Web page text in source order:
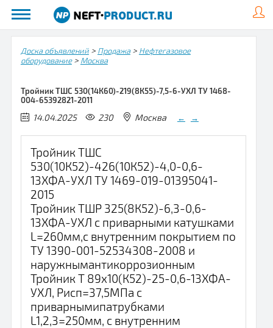
Доска объявлений> Продажа> Нефтегазовое
оборудование> Москва
Тройник ТШС 530(14К60)-219(8К55)-7,5-6-УХЛ ТУ 1468-
004-65392821-2011
14.04.2025 230 Москва ← →
Тройник ТШС
530(10К52)-426(10К52)-4,0-0,6-
13ХФА-УХЛ ТУ 1469-019-01395041-
2015
Тройник ТШР 325(8К52)-6,3-0,6-
13ХФА-УХЛ с приварными катушками
L=260мм,с внутренним покрытием по
ТУ 1390-001-52534308-2008 и
наружнымантикоррозионным
Тройник Т 89х10(К52)-25-0,6-13ХФА-
УХЛ, Pисп=37,5МПа с
приварнымипатрубками
L1,2,3=250мм, с внутренним